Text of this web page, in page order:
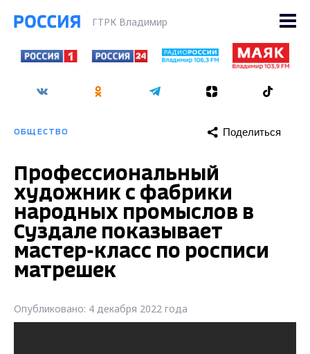
ГТРК Владимир
ОБЩЕСТВО Поделиться
Профессиональный
художник с фабрики
народных промыслов в
Суздале показывает
мастер-класс по росписи
матрешек
Опубликовано: 4 декабря 2022 года